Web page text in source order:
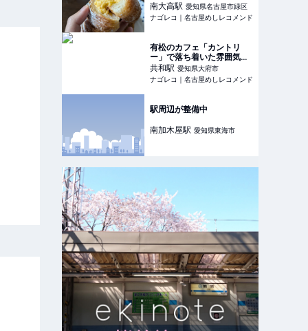
パンを堪能
南大高駅 愛知県名古屋市緑区
ナゴレコ｜名古屋めしレコメンド
有松のカフェ「カントリ
ー」で落ち着いた雰囲気と
美味しいオムライスを堪能
共和駅 愛知県大府市
ナゴレコ｜名古屋めしレコメンド
駅周辺が整備中
南加木屋駅 愛知県東海市